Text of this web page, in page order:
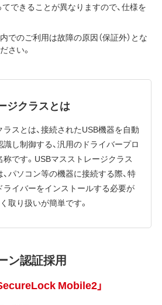
できることが異なりますので、仕様を
でのご利用は故障の原因（保証外）とな
さい。
ジクラスとは
スとは、接続されたUSB機器を自動
し制御する、汎用のドライバープロ
です。USBマスストレージクラス
パソコン等の機器に接続する際、特
ライバーをインストールする必要が
取り扱いが簡単です。
ン認証採用
Mobile2」